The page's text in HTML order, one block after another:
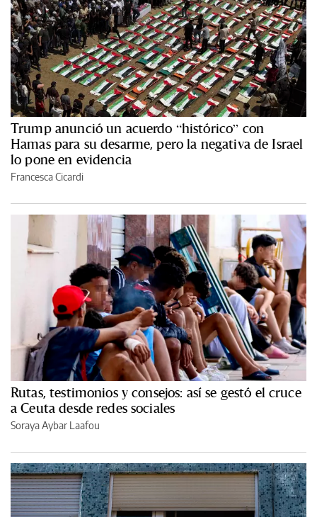
Trump anunció un acuerdo “histórico” con
Hamas para su desarme, pero la negativa de Israel
lo pone en evidencia
Francesca Cicardi
Rutas, testimonios y consejos: así se gestó el cruce
a Ceuta desde redes sociales
Soraya Aybar Laafou